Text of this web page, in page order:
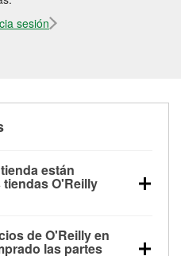
sesión
están
O'Reilly
de alternador y
de O'Reilly en
las partes